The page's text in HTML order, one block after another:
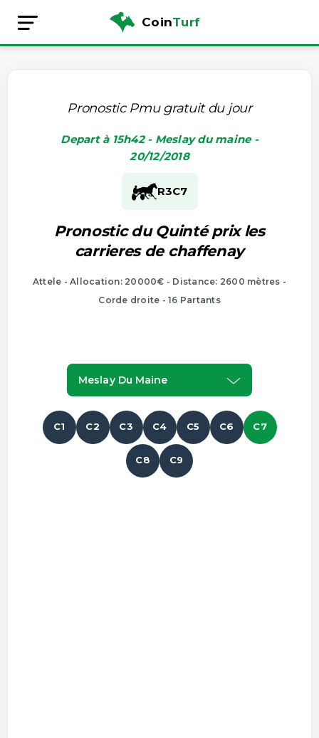
CoinTurf
Pronostic Pmu gratuit du jour
Depart à 15h42 - Meslay du maine -
20/12/2018
R3C7
Pronostic du Quinté prix les
carrieres de chaffenay
Attele - Allocation: 20000€ - Distance: 2600 mètres -
Corde droite - 16 Partants
Meslay Du Maine
C1 C2 C3 C4 C5 C6 C7
C8 C9